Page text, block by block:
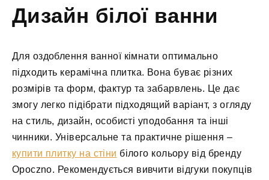
Дизайн білої ванни
Для оздоблення ванної кімнати оптимально
підходить керамічна плитка. Вона буває різних
розмірів та форм, фактур та забарвлень. Це дає
змогу легко підібрати підходящий варіант, з огляду
на стиль, дизайн, особисті уподобання та інші
чинники. Універсальне та практичне рішення –
купити плитку на стіни білого кольору від бренду
Opoczno. Рекомендується вивчити відгуки покупців